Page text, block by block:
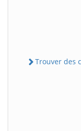
Trouver des